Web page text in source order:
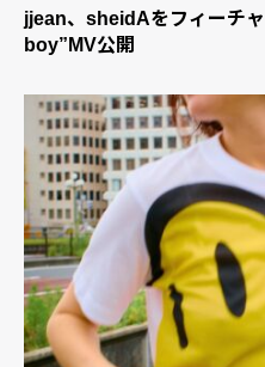
jjean、sheidAをフィーチ
boy”MV公開